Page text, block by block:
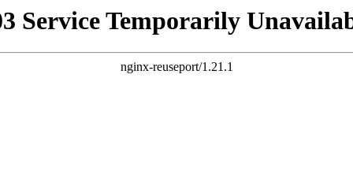
Service Temporarily
nginx-reuseport/1.21.1